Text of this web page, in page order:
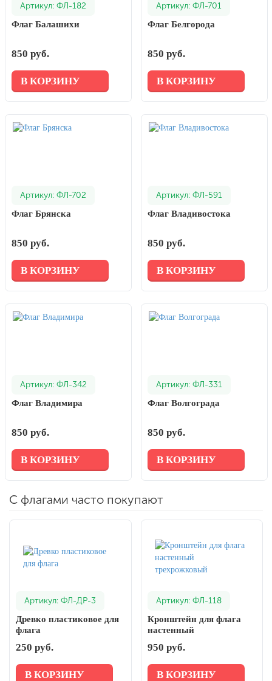
Артикул: ФЛ-182
Флаг Балашихи
850 руб.
В КОРЗИНУ
Артикул: ФЛ-701
Флаг Белгорода
850 руб.
В КОРЗИНУ
Артикул: ФЛ-702
Флаг Брянска
850 руб.
В КОРЗИНУ
Артикул: ФЛ-591
Флаг Владивостока
850 руб.
В КОРЗИНУ
Артикул: ФЛ-342
Флаг Владимира
850 руб.
В КОРЗИНУ
Артикул: ФЛ-331
Флаг Волгограда
850 руб.
В КОРЗИНУ
С флагами часто покупают
Артикул: ФЛ-ДР-3
Древко пластиковое для
флага
250 руб.
В КОРЗИНУ
Артикул: ФЛ-118
Кронштейн для флага
настенный
950 руб.
В КОРЗИНУ